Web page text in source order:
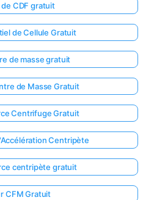
CDF gratuit
de Cellule Gratuit
de masse gratuit
de Masse Gratuit
Centrifuge Gratuit
Centripète
centripète gratuit
CFM Gratuit